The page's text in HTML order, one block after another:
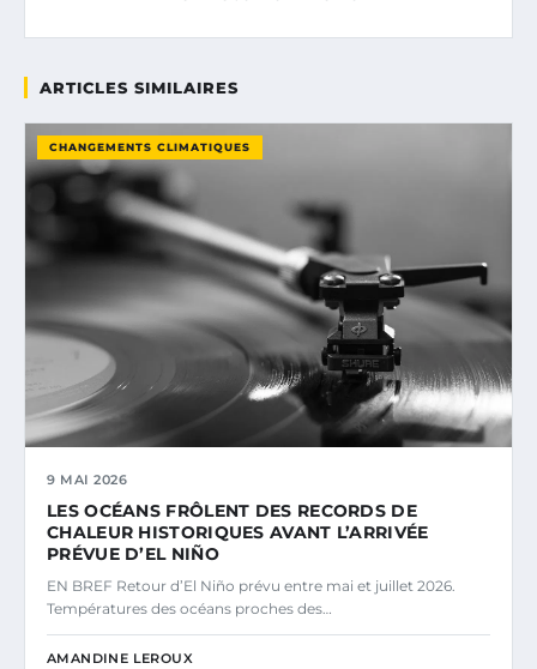
ARTICLES SIMILAIRES
CHANGEMENTS CLIMATIQUES
9 MAI 2026
LES OCÉANS FRÔLENT DES RECORDS DE
CHALEUR HISTORIQUES AVANT L’ARRIVÉE
PRÉVUE D’EL NIÑO
EN BREF Retour d’El Niño prévu entre mai et juillet 2026.
Températures des océans proches des…
AMANDINE LEROUX